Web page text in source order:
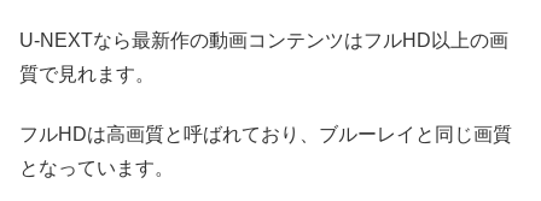
U-NEXTなら最新作の動画コンテンツはフルHD以上の画
質で見れます。
フルHDは高画質と呼ばれており、ブルーレイと同じ画質
となっています。